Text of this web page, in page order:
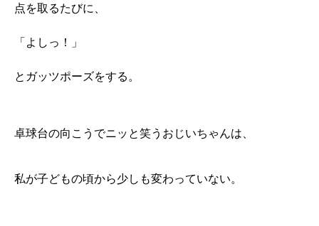
点を取るたびに、
「よしっ！」
とガッツポーズをする。
卓球台の向こうでニッと笑うおじいちゃんは、
私が子どもの頃から少しも変わっていない。